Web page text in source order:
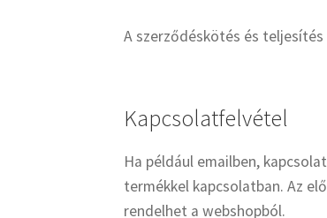
A szerződéskötés és
Kapcsolatfelvétel
Ha például emailben,
termékkel kapcsolatban. Az
rendelhet a webshopból.